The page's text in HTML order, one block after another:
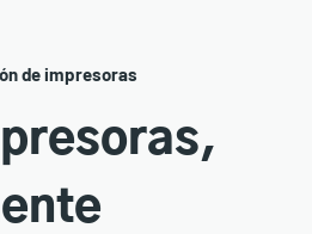
de impresoras